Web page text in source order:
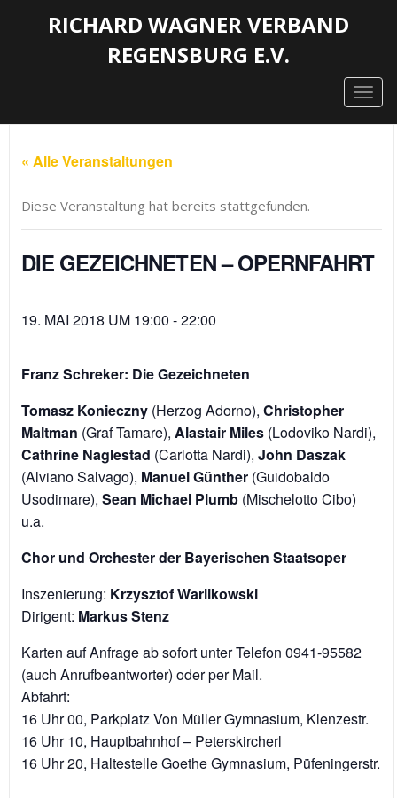
RICHARD WAGNER VERBAND
REGENSBURG E.V.
« Alle Veranstaltungen
Diese Veranstaltung hat bereits stattgefunden.
DIE GEZEICHNETEN – OPERNFAHRT
19. MAI 2018 UM 19:00 -22:00
Franz Schreker: Die Gezeichneten
Tomasz Konieczny(Herzog Adorno), Christopher
Maltman (Graf Tamare), Alastair Miles(Lodoviko Nardi),
Cathrine Naglestad (Carlotta Nardi), John Daszak
(Alviano Salvago), Manuel Günther(Guidobaldo
Usodimare), Sean Michael Plumb(Mischelotto Cibo)
u.a.
Chor und Orchester der Bayerischen Staatsoper
Inszenierung: Krzysztof Warlikowski
Dirigent: Markus Stenz
Karten auf Anfrage ab sofort unter Telefon 0941-95582
(auch Anrufbeantworter) oder per Mail.
Abfahrt:
16 Uhr 00, Parkplatz Von Müller Gymnasium, Klenzestr.
16 Uhr 10, Hauptbahnhof – Peterskircherl
16 Uhr 20, Haltestelle Goethe Gymnasium, Püfeningerstr.